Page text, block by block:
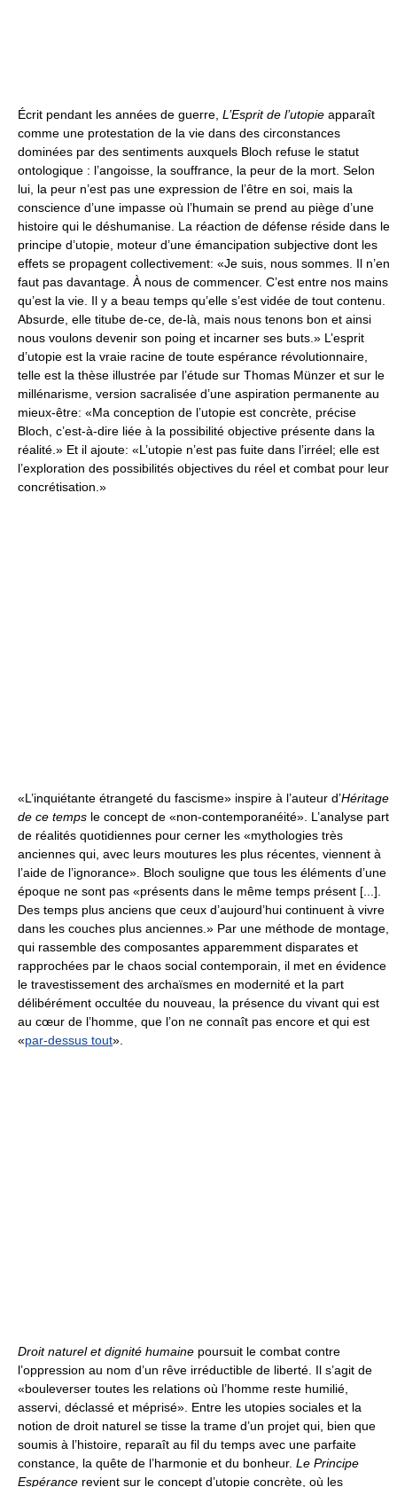
Écrit pendant les années de guerre, L’Esprit de l’utopie apparaît
comme une protestation de la vie dans des circonstances
dominées par des sentiments auxquels Bloch refuse le statut
ontologique : l’angoisse, la souffrance, la peur de la mort. Selon
lui, la peur n’est pas une expression de l’être en soi, mais la
conscience d’une impasse où l’humain se prend au piège d’une
histoire qui le déshumanise. La réaction de défense réside dans le
principe d’utopie, moteur d’une émancipation subjective dont les
effets se propagent collectivement: «Je suis, nous sommes. Il n’en
faut pas davantage. À nous de commencer. C’est entre nos mains
qu’est la vie. Il y a beau temps qu’elle s’est vidée de tout contenu.
Absurde, elle titube de-ce, de-là, mais nous tenons bon et ainsi
nous voulons devenir son poing et incarner ses buts.» L’esprit
d’utopie est la vraie racine de toute espérance révolutionnaire,
telle est la thèse illustrée par l’étude sur Thomas Münzer et sur le
millénarisme, version sacralisée d’une aspiration permanente au
mieux-être: «Ma conception de l’utopie est concrète, précise
Bloch, c’est-à-dire liée à la possibilité objective présente dans la
réalité.» Et il ajoute: «L’utopie n’est pas fuite dans l’irréel; elle est
l’exploration des possibilités objectives du réel et combat pour leur
concrétisation.»
«L’inquiétante étrangeté du fascisme» inspire à l’auteur d’Héritage
de ce temps le concept de «non-contemporanéité». L’analyse part
de réalités quotidiennes pour cerner les «mythologies très
anciennes qui, avec leurs moutures les plus récentes, viennent à
l’aide de l’ignorance». Bloch souligne que tous les éléments d’une
époque ne sont pas «présents dans le même temps présent [...].
Des temps plus anciens que ceux d’aujourd’hui continuent à vivre
dans les couches plus anciennes.» Par une méthode de montage,
qui rassemble des composantes apparemment disparates et
rapprochées par le chaos social contemporain, il met en évidence
le travestissement des archaïsmes en modernité et la part
délibérément occultée du nouveau, la présence du vivant qui est
au cœur de l’homme, que l’on ne connaît pas encore et qui est
«par-dessus tout».
Droit naturel et dignité humaine poursuit le combat contre
l’oppression au nom d’un rêve irréductible de liberté. Il s’agit de
«bouleverser toutes les relations où l’homme reste humilié,
asservi, déclassé et méprisé». Entre les utopies sociales et la
notion de droit naturel se tisse la trame d’un projet qui, bien que
soumis à l’histoire, reparaît au fil du temps avec une parfaite
constance, la quête de l’harmonie et du bonheur. Le Principe
Espérance revient sur le concept d’utopie concrète, où les